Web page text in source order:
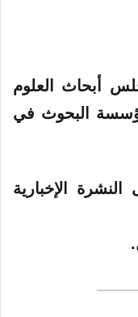
أبحاث العلوم
البحوث في
الإخبارية